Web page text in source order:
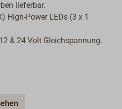
lieferbar.
High-Power LEDs (3 x 1
& 24 Volt Gleichspannung.